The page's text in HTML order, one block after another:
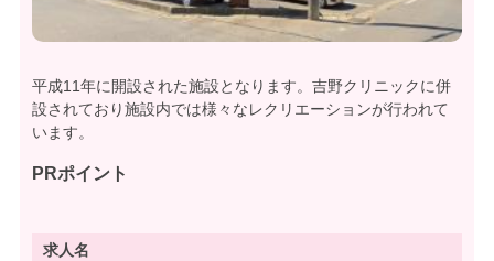
平成11年に開設された施設となります。吉野クリニックに併
設されており施設内では様々なレクリエーションが行われて
います。
PRポイント
求人名